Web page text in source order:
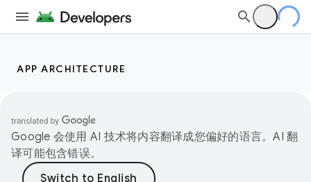
APP ARCHITECTURE
Google 会使用 AI 技术将内容翻译成您偏好的语言。AI 翻
译可能包含错误。